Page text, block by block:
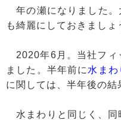
年の瀬になりました。
も綺麗にしておきましょ
2020年6月。当社フィ
ました。半年前に 水まわ
に関しては、半年後の結
水まわりと同じく、同